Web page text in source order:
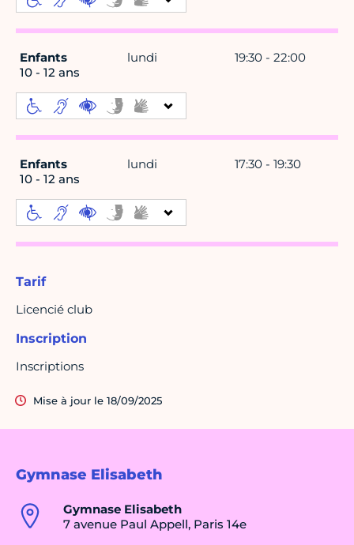
Gymnase Elisabeth
Gymnase Elisabeth
7 avenue Paul Appell, Paris 14e
Enfants
10 - 12 ans
lundi 19:30 - 22:00
Enfants
10 - 12 ans
lundi 17:30 - 19:30
Tarif
Licencié club
Inscription
Inscriptions
Mise à jour le 18/09/2025